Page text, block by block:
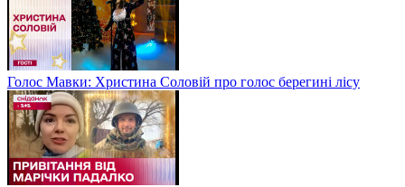
Голос Мавки: Христина Соловій про голос берегині лісу